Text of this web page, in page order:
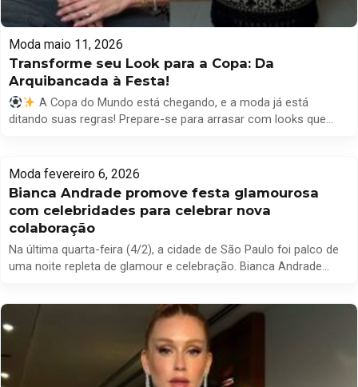
Moda maio 11, 2026
Transforme seu Look para a Copa: Da
Arquibancada à Festa!
A Copa do Mundo está chegando, e a moda já está
ditando suas regras! Prepare-se para arrasar com looks que
queimado, criando um visual único. As camisas de time
oversized, corsets esportivos e jaquetas vintage vão te […]
Moda fevereiro 6, 2026
Bianca Andrade promove festa glamourosa
com celebridades para celebrar nova
colaboração
Na última quarta-feira (4/2), a cidade de São Paulo foi palco de
uma noite repleta de glamour e celebração. Bianca Andrade
influenciadores e convidados VIP para comemorar o início de
uma nova fase em sua carreira como empresária […]